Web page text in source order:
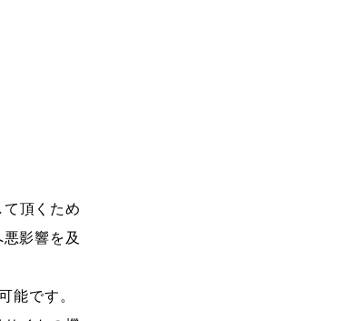
頂くため
影響を及
能です。